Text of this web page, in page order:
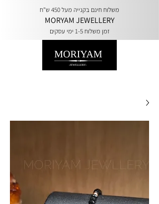
משלוח חינם בקנייה מעל 450 ש"ח
MORYAM JEWELLERY
זמן משלוח 1-5 ימי עסקים